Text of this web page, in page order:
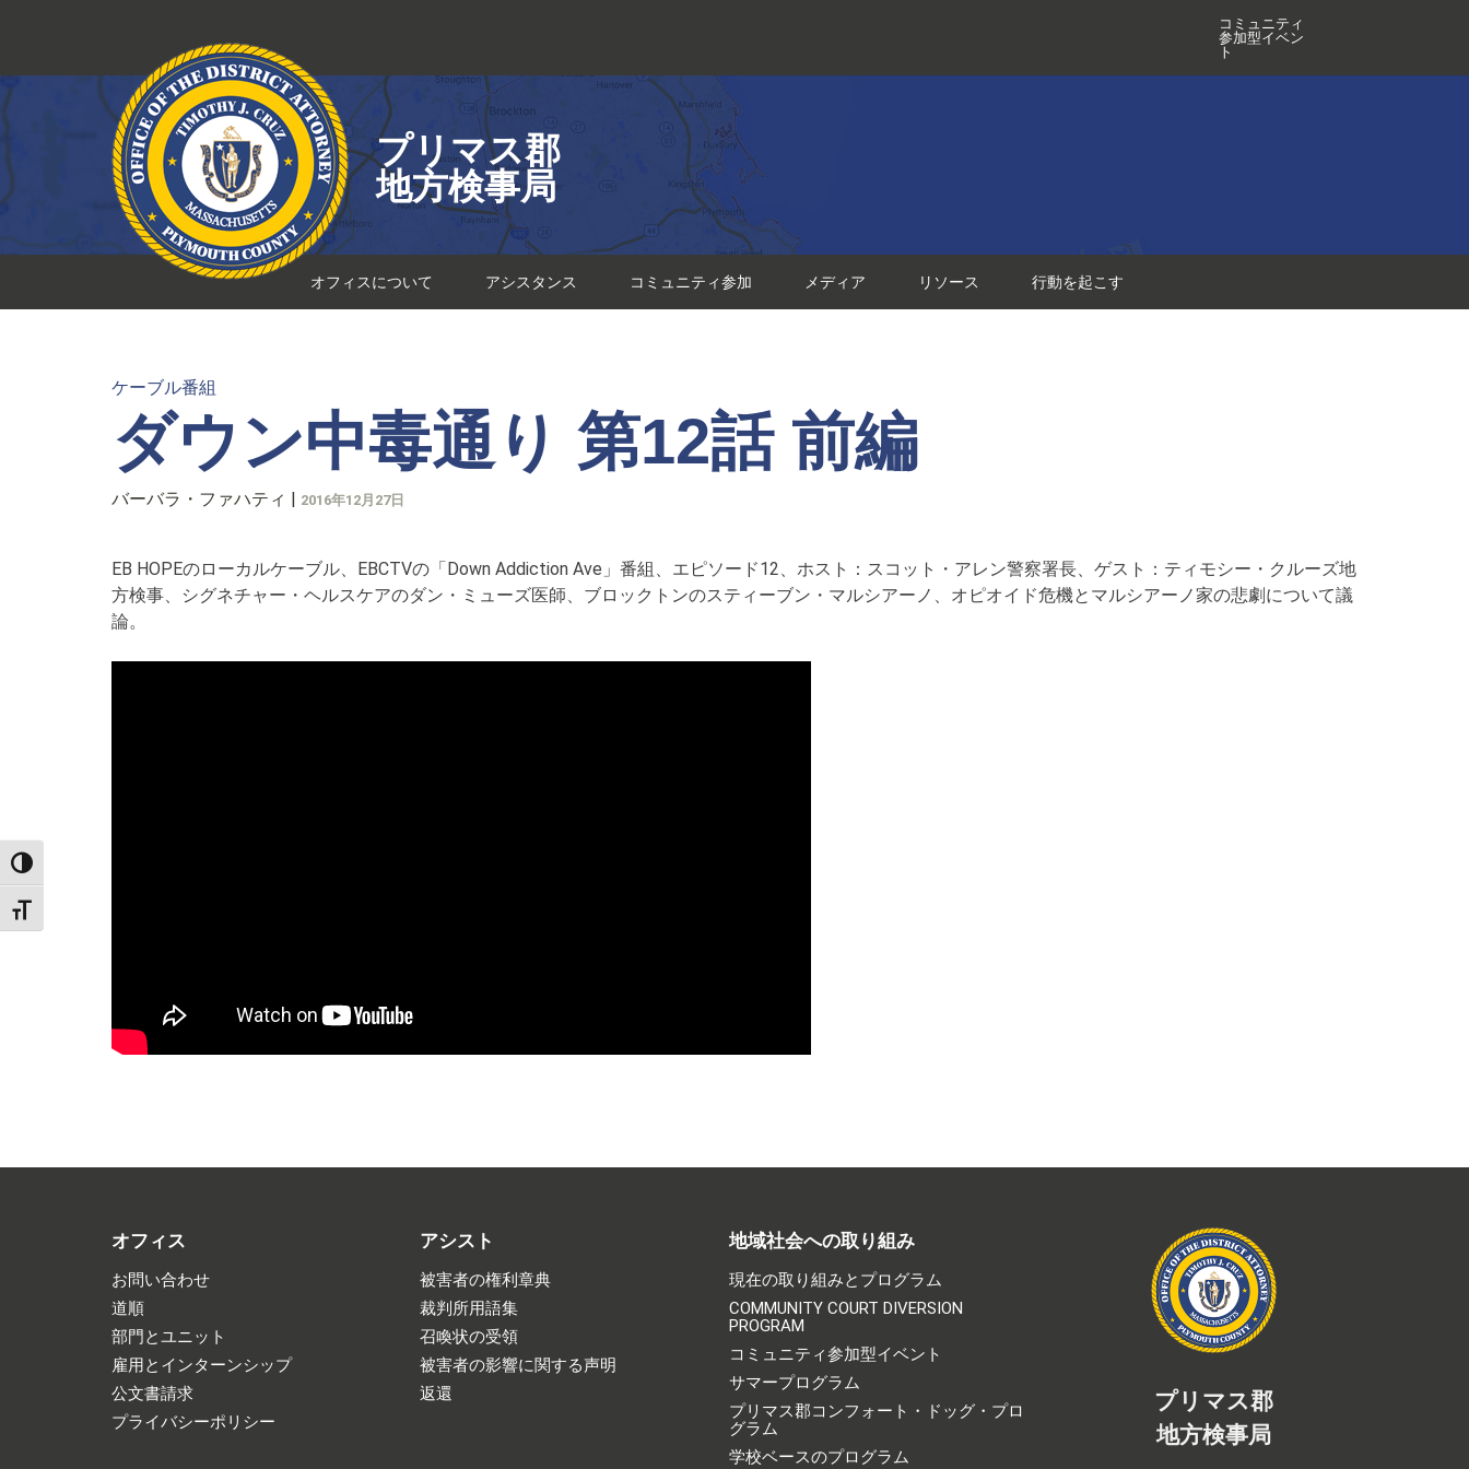
TOGGLE HIGH CONTRAST
TOGGLE FONT SIZE
ン
ツ
ス
キ
コミュニティ
参加型イベン
ト
プリマス郡
地方検事局
オフィスについて アシスタンス コミュニティ参加 メディア リソース 行動を起こす
ケーブル番組
ダウン中毒通り 第12話 前編
バーバラ・ファハティ | 2016年12月27日
EB HOPEのローカルケーブル、EBCTVの「Down Addiction Ave」番組、エピソード12、ホスト：スコット・アレン警察署長、ゲスト：ティモシー・クルーズ地
方検事、シグネチャー・ヘルスケアのダン・ミューズ医師、ブロックトンのスティーブン・マルシアーノ、オピオイド危機とマルシアーノ家の悲劇について議
論。
オフィス
お問い合わせ
道順
部門とユニット
雇用とインターンシップ
公文書請求
プライバシーポリシー
アシスト
被害者の権利章典
裁判所用語集
召喚状の受領
被害者の影響に関する声明
返還
地域社会への取り組み
現在の取り組みとプログラム
COMMUNITY COURT DIVERSION
PROGRAM
コミュニティ参加型イベント
サマープログラム
プリマス郡コンフォート・ドッグ・プロ
グラム
学校ベースのプログラム
プリマス郡
地方検事局